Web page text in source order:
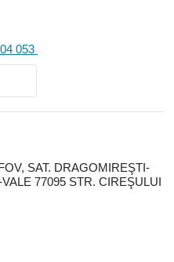
053
SAT. DRAGOMIREŞTI-
77095 STR. CIREŞULUI